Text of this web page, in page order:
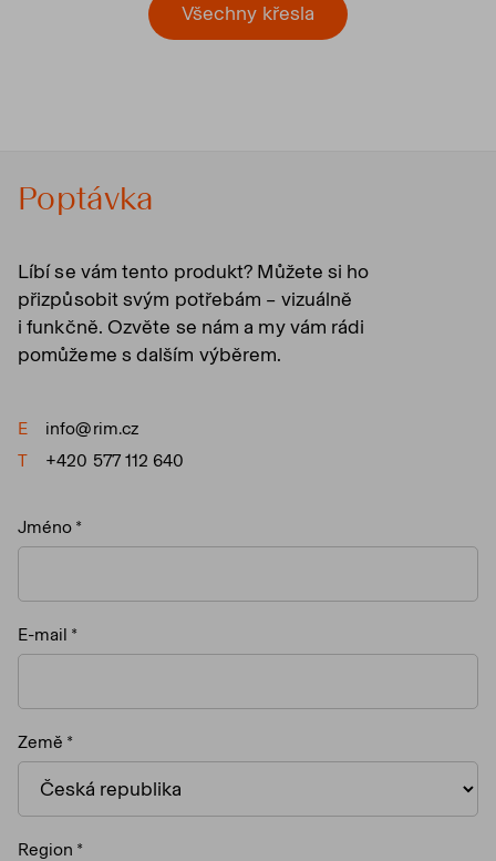
Všechny křesla
Poptávka
Líbí se vám tento produkt? Můžete si ho
přizpůsobit svým potřebám – vizuálně
i funkčně. Ozvěte se nám a my vám rádi
pomůžeme s dalším výběrem.
E
info@rim.cz
T
+420 577 112 640
Jméno
E-mail
Země
Region